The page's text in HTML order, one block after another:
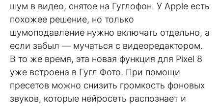
шум в видео, снятое на Гуглофон. У Apple есть
похожее решение, но только
шумоподавление нужно включать отдельно, а
если забыл — мучаться с видеоредактором.
В то же время, эта новая функция для Pixel 8
уже встроена в Гугл Фото. При помощи
пресетов можно снизить громкость фоновых
звуков, которые нейросеть распознает и